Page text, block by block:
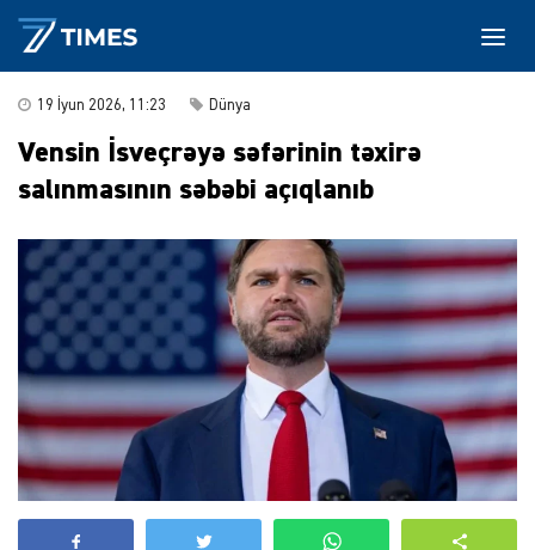
19 İyun 2026, 11:23 Dünya
Vensin İsveçrəyə səfərinin təxirə
salınmasının səbəbi açıqlanıb